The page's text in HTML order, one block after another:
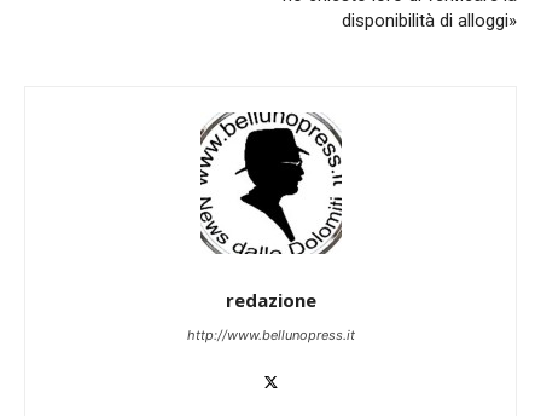
disponibilità di alloggi»
redazione
http://www.bellunopress.it